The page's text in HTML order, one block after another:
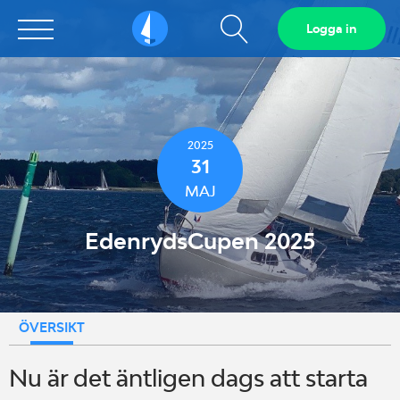
Sailarena Visa
sökfält
Logga in
2025
31
MAJ
EdenrydsCupen 2025
ÖVERSIKT
Nu är det äntligen dags att starta